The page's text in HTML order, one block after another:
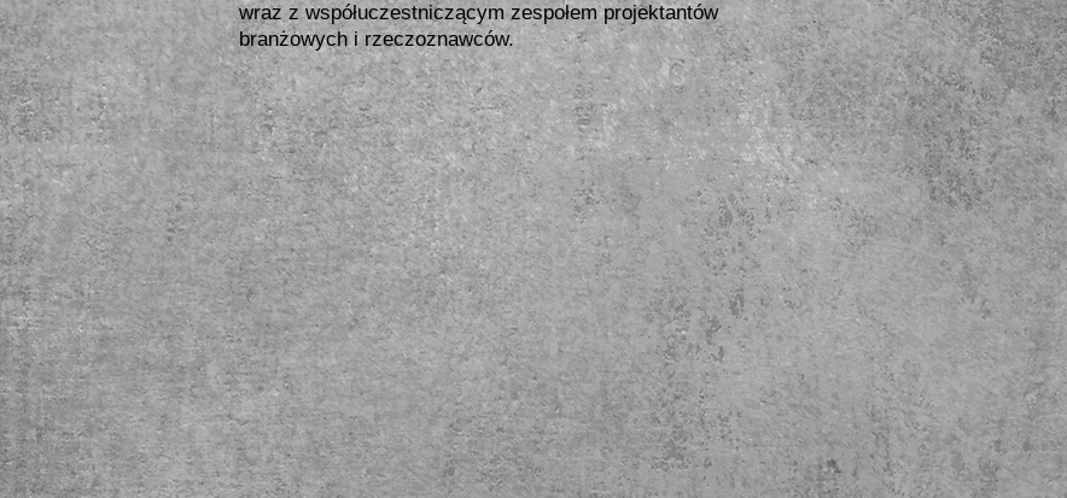
wraz z współuczestniczącym zespołem projektantów
branżowych i rzeczoznawców.